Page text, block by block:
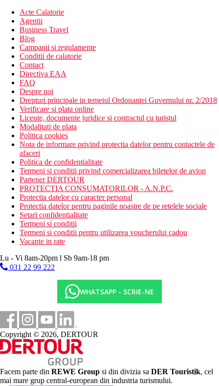
terasa
gradina
sala de fitness
parcare
parcare pentru persoane cu handicap
serviciu de trezire
room service
lobby bar
restaurant
mini-market
Spa
Wifi
spalatorie (contra cost)
sali de conferinta & petreceri (contra cost)
aer conditionat
lounge comun/zona TV
distribuitor automat (bauturi)
Descrierea plajei
plaja cu nisip
Activitati sportive gratuite
teren de tenis
teren de joaca pentru copii
karaoke
club pentru copii
plaja
divertisment de seara
animatori
Activitati sportive contra cost
calarie
scufundari
windsurfing
caiac
scufundari
sauna
masaj
cada cu hidromasaj/jacuzzi
Acte Calatorie
Agentii
Business Travel
Blog
Campanii si regulamente
Conditii de calatorie
Contact
Directiva EAA
FAQ
Despre noi
Drepturi principale in temeiul Ordonantei Guvernului nr. 2/2018
Verificare si plata online
Licente, documente juridice si contractul cu turistul
Modalitati de plata
Politica cookies
Nota de informare privind protectia datelor pentru contactele de
afaceri
Politica de confidentialitate
Termeni si conditii privind comercializarea biletelor de avion
Partener DERTOUR
PROTECTIA CONSUMATORILOR - A.N.P.C.
Protectia datelor cu caracter personal
Protectia datelor pentru paginile noastre de pe retelele sociale
Setari confidentialitate
Termeni si conditii
Termeni si conditii pentru utilizarea voucherului cadou
Vacante in rate
Lu - Vi 8am-20pm l Sb 9am-18 pm
031 22 99 222
WHATSAPP - SCRIE-NE
Copyright © 2026, DERTOUR
Facem parte din REWE Group si din divizia sa DER Touristik, cel
mai mare grup central-european din industria turismului.